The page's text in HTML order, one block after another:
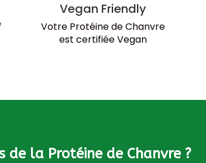
poudre
400g
Vegan Friendly
Votre Protéine de Chanvre
est certifiée Vegan
la Protéine de Chanvre ?